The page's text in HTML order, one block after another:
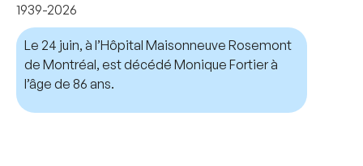
1939-2026
Le 24 juin, à l’Hôpital Maisonneuve Rosemont
de Montréal, est décédé Monique Fortier à
l’âge de 86 ans.